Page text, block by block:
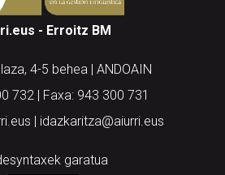
- Erroitz BM
4-5 behea | ANDOAIN
732 | Faxa: 943 300 731
| idazkaritza@aiurri.eus
garatua